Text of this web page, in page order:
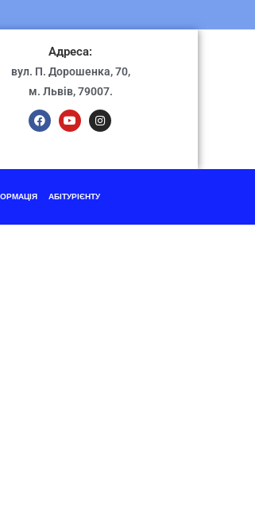
Адреса:
вул. П. Дорошенка, 70,
м. Львів, 79007.
АБІТУРІЄНТУ